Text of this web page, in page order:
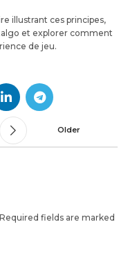
illustrant ces principes,
et explorer comment
de jeu.
Older
Required fields are marked